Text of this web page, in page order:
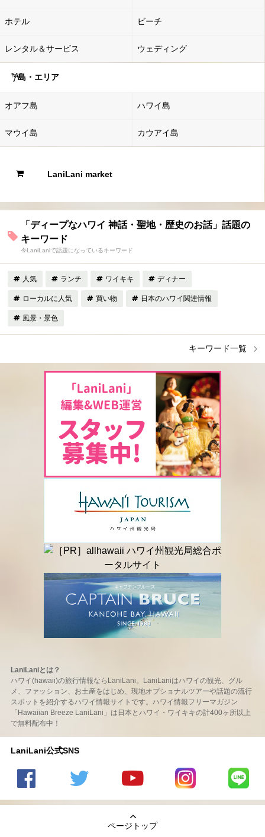
ホテル ビーチ
レンタル＆サービス ウェディング
島・エリア
オアフ島 ハワイ島
マウイ島 カウアイ島
LaniLani market
「ディープなハワイ 神話・聖地・歴史のお話」話題の
キーワード
今LaniLaniで話題になっているキーワード
人気 ランチ ワイキキ ディナー
ローカルに人気 買い物 日本のハワイ関連情報
風景・景色
キーワード一覧
LaniLaniとは？
ハワイ(hawaii)の旅行情報ならLaniLani。LaniLaniはハワイの観光、グル
メ、ファッション、お土産をはじめ、現地オプショナルツアーや話題の流行
スポットを紹介するハワイ情報サイトです。ハワイ情報フリーマガジン
「Hawaiian Breeze LaniLani」は日本とハワイ・ワイキキの計400ヶ所以上
で無料配布中！
LaniLani公式SNS
の
のtwitter
の
Youtube
チャンネ
LaniLani
LaniLani
ページトップ